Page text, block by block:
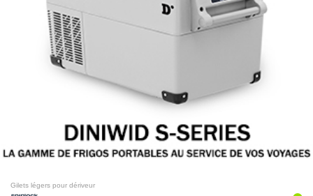
Gilets légers pour dériveur